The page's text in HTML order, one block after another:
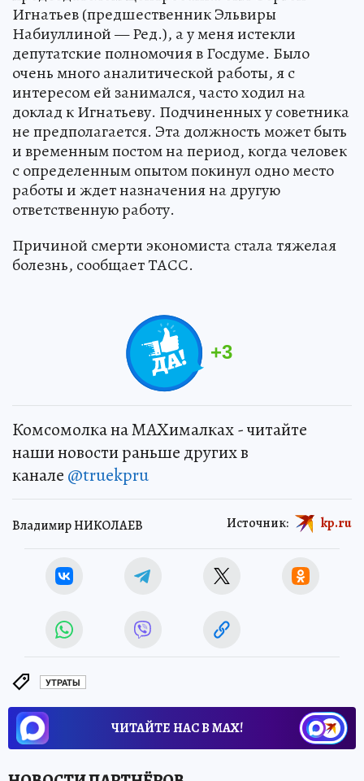
Игнатьев (предшественник Эльвиры
Набиуллиной — Ред.), а у меня истекли
депутатские полномочия в Госдуме. Было
очень много аналитической работы, я с
интересом ей занимался, часто ходил на
доклад к Игнатьеву. Подчиненных у советника
не предполагается. Эта должность может быть
и временным постом на период, когда человек
с определенным опытом покинул одно место
работы и ждет назначения на другую
ответственную работу.
Причиной смерти экономиста стала тяжелая
болезнь, сообщает ТАСС.
+3
Комсомолка на MAXималках - читайте
наши новости раньше других в
канале @truekpru
Владимир НИКОЛАЕВ Источник: kp.ru
УТРАТЫ
ЧИТАЙТЕ НАС В МАХ!